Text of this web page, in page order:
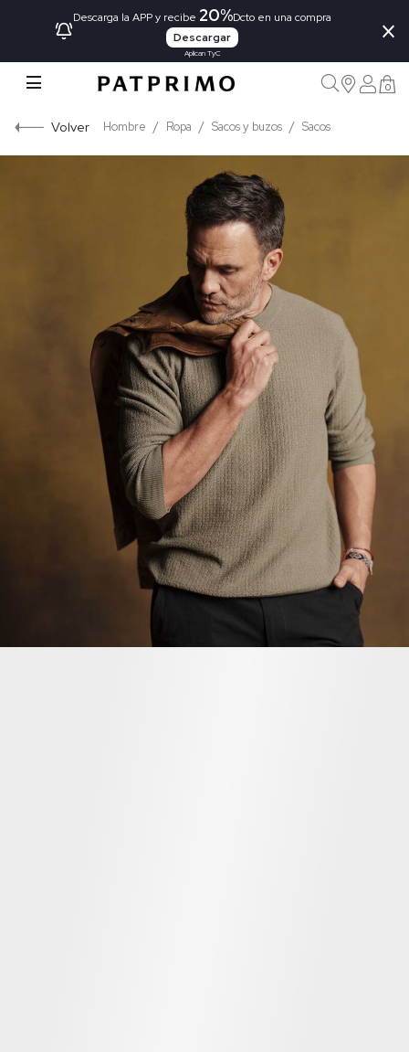
Descarga la APP y recibe 20%Dcto en una compra
Descargar
Aplican TyC
×
0
Volver Hombre Ropa Sacos y buzos Sacos